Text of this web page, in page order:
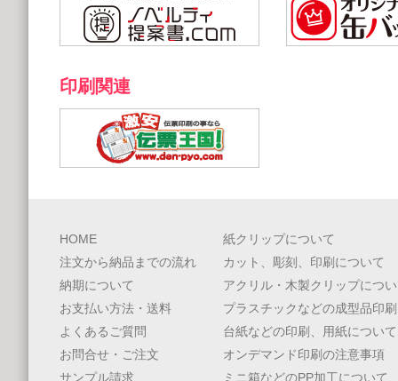
印刷関連
HOME
注文から納品までの流れ
納期について
お支払い方法・送料
よくあるご質問
お問合せ・ご注文
サンプル請求
紙クリップについて
カット、彫刻、印刷について
アクリル・木製クリップにつ
プラスチックなどの成型品印
台紙などの印刷、用紙について
オンデマンド印刷の注意事項
ミニ箱などのPP加工について